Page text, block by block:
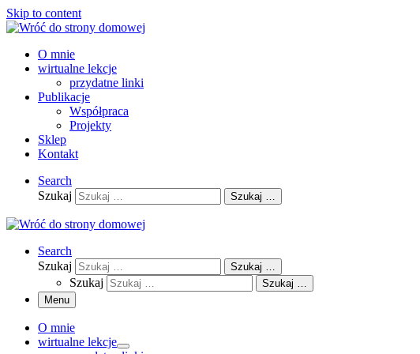
Skip to content
O mnie
wirtualne lekcje
przydatne linki
Publikacje
Współpraca
Projekty
Sklep
Kontakt
Search
Szukaj
Szukaj …
Search
Szukaj
Szukaj …
Szukaj
Szukaj …
Menu
O mnie
wirtualne lekcje